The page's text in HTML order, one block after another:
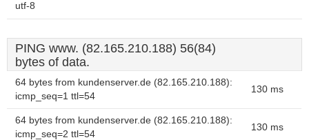
utf-8
PING www. (82.165.210.188) 56(84)
bytes of data.
64 bytes from kundenserver.de (82.165.210.188):
icmp_seq=1 ttl=54
130 ms
64 bytes from kundenserver.de (82.165.210.188):
icmp_seq=2 ttl=54
130 ms